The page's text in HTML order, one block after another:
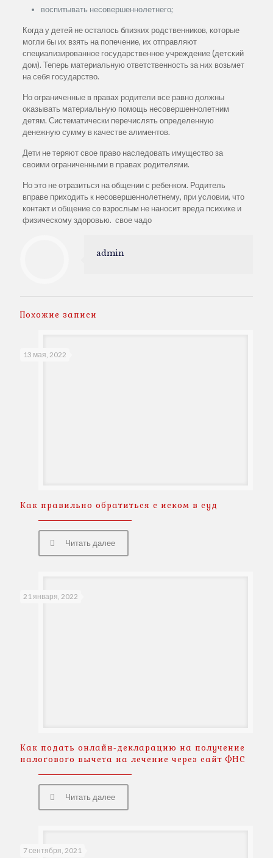
воспитывать несовершеннолетнего;
Когда у детей не осталось близких родственников, которые
могли бы их взять на попечение, их отправляют
специализированное государственное учреждение (детский
дом). Теперь материальную ответственность за них возьмет
на себя государство.
Но ограниченные в правах родители все равно должны
оказывать материальную помощь несовершеннолетним
детям. Систематически перечислять определенную
денежную сумму в качестве алиментов.
Дети не теряют свое право наследовать имущество за
своими ограниченными в правах родителями.
Но это не отразиться на общении с ребенком. Родитель
вправе приходить к несовершеннолетнему, при условии, что
контакт и общение со взрослым не наносит вреда психике и
физическому здоровью. свое чадо
admin
Похожие записи
13 мая, 2022
Как правильно обратиться с иском в суд
Читать далее
21 января, 2022
Как подать онлайн-декларацию на получение
налогового вычета на лечение через сайт ФНС
Читать далее
7 сентября, 2021